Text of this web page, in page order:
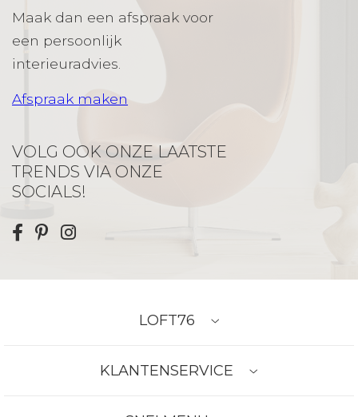
Maak dan een afspraak voor
een persoonlijk
interieuradvies.
Afspraak maken
VOLG OOK ONZE LAATSTE
TRENDS VIA ONZE
SOCIALS!
LOFT76
KLANTENSERVICE